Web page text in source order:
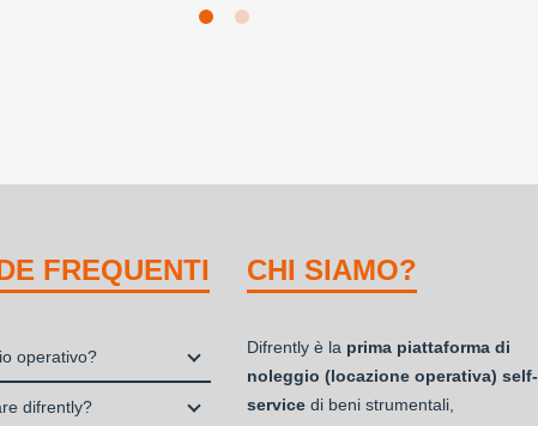
FREQUENTI
operativo?
operativa, è una
difrently?
CHI SIAMO?
Difrently è la prima piattaforma di
noleggio (locazione operativa) self-
service di beni strumentali,